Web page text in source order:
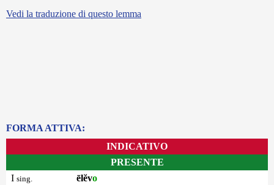
Vedi la traduzione di questo lemma
FORMA ATTIVA:
INDICATIVO
PRESENTE
I sing. ēlĕvo